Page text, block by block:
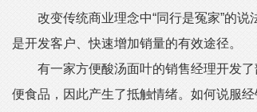
改变传统商业理念中“同行是冤家”的说
是开发客户、快速增加销量的有效途径。
有一家方便酸汤面叶的销售经理开发了
便食品，因此产生了抵触情绪。如何说服